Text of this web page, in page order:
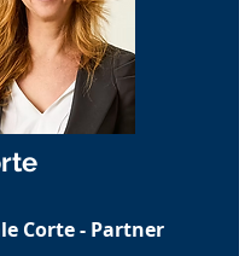
Corte - Partner